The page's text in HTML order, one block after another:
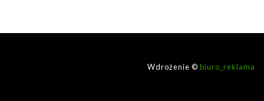
Wdrożenie © biuro_reklama